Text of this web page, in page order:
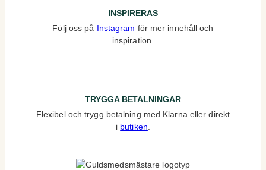
INSPIRERAS
Följ oss på Instagram för mer innehåll och
inspiration.
TRYGGA BETALNINGAR
Flexibel och trygg betalning med Klarna eller direkt
i butiken